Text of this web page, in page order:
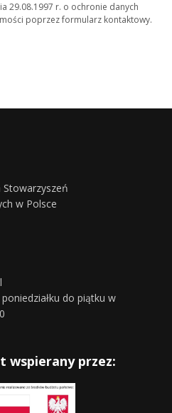
29.08.1997 r. o ochronie danych
poprzez formularz kontaktowy.
Stowarzyszeń
w Polsce
do piątku w
wspierany przez: